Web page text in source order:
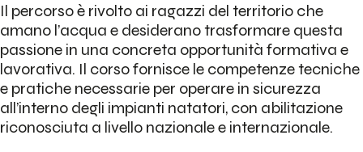
Il percorso è rivolto ai ragazzi del territorio che
amano l’acqua e desiderano trasformare questa
passione in una concreta opportunità formativa e
lavorativa. Il corso fornisce le competenze tecniche
e pratiche necessarie per operare in sicurezza
all’interno degli impianti natatori, con abilitazione
riconosciuta a livello nazionale e internazionale.